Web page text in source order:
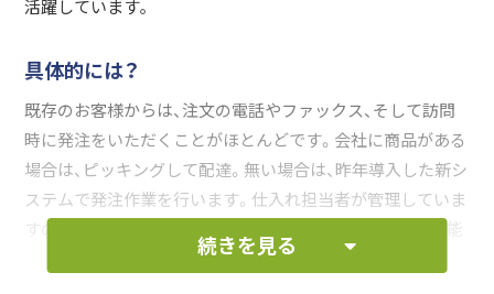
活躍しています｡
具体的には？
既存のお客様からは、注文の電話やファックス、そして訪問
時に発注をいただくことがほとんどです。会社に商品がある
場合は、ピッキングして配達。無い場合は、昨年導入した新シ
ステムで発注作業を行います。仕入れ担当者が管理していま
すので、わからないことは聞きながら作業を行うことが可能
です。メーカーさんからの新商品や各自が情報を仕入れて新
続きを見る